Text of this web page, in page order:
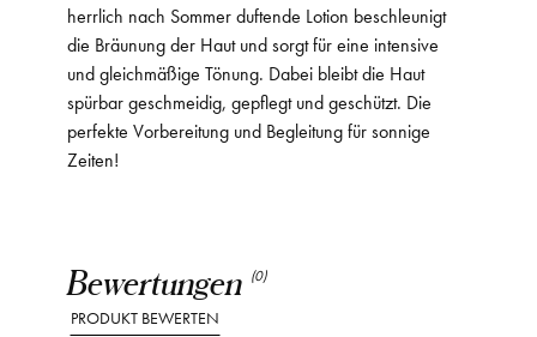
Bewertungen (0)
PRODUKT BEWERTEN
herrlich nach Sommer duftende Lotion beschleunigt
die Bräunung der Haut und sorgt für eine intensive
und gleichmäßige Tönung. Dabei bleibt die Haut
spürbar geschmeidig, gepflegt und geschützt. Die
perfekte Vorbereitung und Begleitung für sonnige
Zeiten!